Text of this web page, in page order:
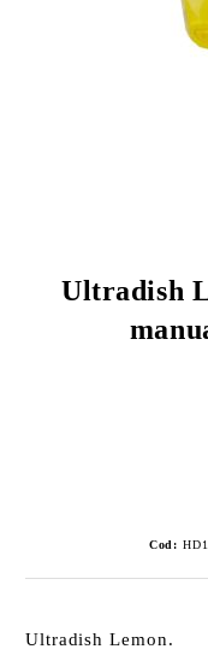
Ultradish
Cod:
Ultradish Lemon.